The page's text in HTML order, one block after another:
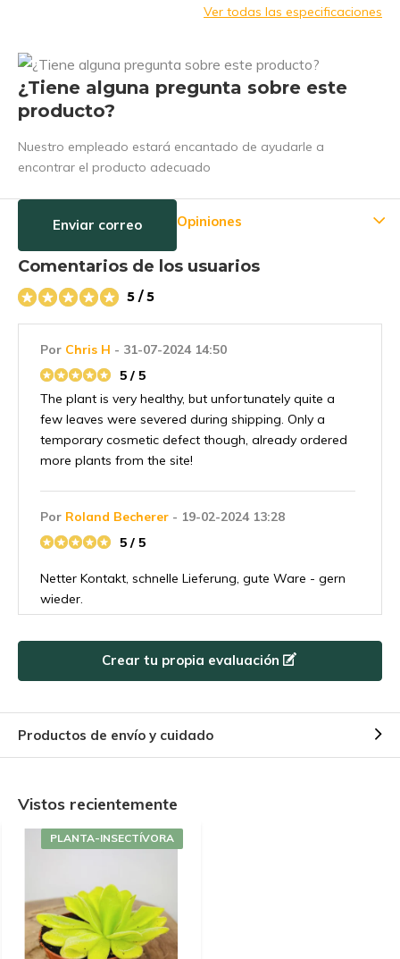
Ver todas las especificaciones
¿Tiene alguna pregunta sobre este
producto?
Nuestro empleado estará encantado de ayudarle a
encontrar el producto adecuado
Enviar correo Opiniones
Comentarios de los usuarios
5 / 5
Por Chris H - 31-07-2024 14:50
5 / 5
The plant is very healthy, but unfortunately quite a
few leaves were severed during shipping. Only a
temporary cosmetic defect though, already ordered
more plants from the site!
Por Roland Becherer - 19-02-2024 13:28
5 / 5
Netter Kontakt, schnelle Lieferung, gute Ware - gern
wieder.
Pim Koolhaas- 15-02-2024 14:19
5 / 5
no fault of their own, they still take responsibility and
Jong Gerund.
5 / 5
Belle piante e ben confezionate!
Crear tu propia evaluación
Productos de envío y cuidado
Vistos recientemente
PLANTA-INSECTÍVORA